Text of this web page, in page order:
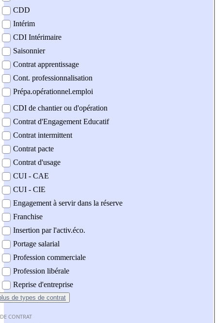
CDD
Intérim
CDI Intérimaire
Saisonnier
Contrat apprentissage
Cont. professionnalisation
Prépa.opérationnel.emploi
CDI de chantier ou d'opération
Contrat d'Engagement Educatif
Contrat intermittent
Contrat pacte
Contrat d'usage
CUI - CAE
CUI - CIE
Engagement à servir dans la réserve
Franchise
Insertion par l'activ.éco.
Portage salarial
Profession commerciale
Profession libérale
Reprise d'entreprise
de types de contrat
CONTRAT